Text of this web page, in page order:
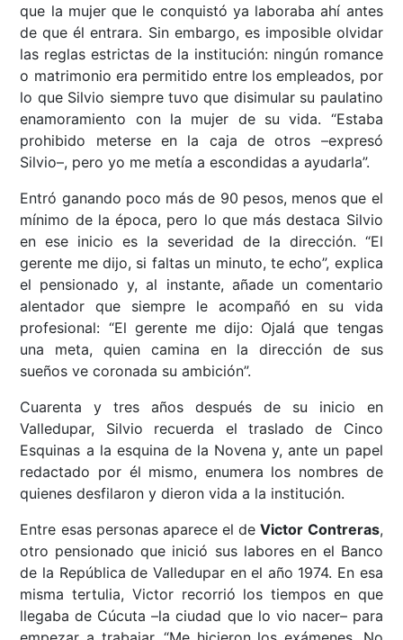
que la mujer que le conquistó ya laboraba ahí antes
de que él entrara. Sin embargo, es imposible olvidar
las reglas estrictas de la institución: ningún romance
o matrimonio era permitido entre los empleados, por
lo que Silvio siempre tuvo que disimular su paulatino
enamoramiento con la mujer de su vida. “Estaba
prohibido meterse en la caja de otros –expresó
Silvio–, pero yo me metía a escondidas a ayudarla”.
Entró ganando poco más de 90 pesos, menos que el
mínimo de la época, pero lo que más destaca Silvio
en ese inicio es la severidad de la dirección. “El
gerente me dijo, si faltas un minuto, te echo”, explica
el pensionado y, al instante, añade un comentario
alentador que siempre le acompañó en su vida
profesional: “El gerente me dijo: Ojalá que tengas
una meta, quien camina en la dirección de sus
sueños ve coronada su ambición”.
Cuarenta y tres años después de su inicio en
Valledupar, Silvio recuerda el traslado de Cinco
Esquinas a la esquina de la Novena y, ante un papel
redactado por él mismo, enumera los nombres de
quienes desfilaron y dieron vida a la institución.
Entre esas personas aparece el deVictor Contreras,
otro pensionado que inició sus labores en el Banco
de la República de Valledupar en el año 1974. En esa
misma tertulia, Victor recorrió los tiempos en que
llegaba de Cúcuta –la ciudad que lo vio nacer– para